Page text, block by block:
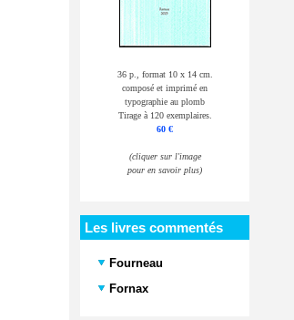
36 p., format 10 x 14 cm.
composé et imprimé en
typographie au plomb
Tirage à 120 exemplaires.
60 €
(cliquer sur l'image
pour en savoir plus)
Les livres commentés
Fourneau
Fornax